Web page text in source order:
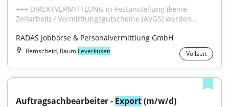
+++ DIREKTVERMITTLUNG in Festanstellung (keine
Zeitarbeit) / Vermittlungsgutscheine (AVGS) werden...
RADAS Jobbörse & Personalvermittlung GmbH
Remscheid, Raum Leverkusen Vollzeit
Auftragsachbearbeiter - Export (m/w/d)